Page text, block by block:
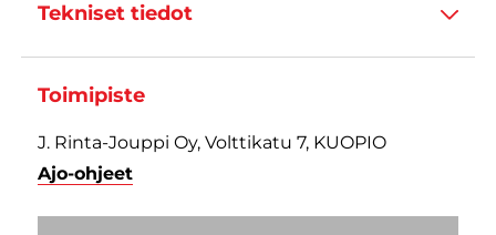
Tekniset tiedot
Toimipiste
J. Rinta-Jouppi Oy, Volttikatu 7, KUOPIO
Ajo-ohjeet